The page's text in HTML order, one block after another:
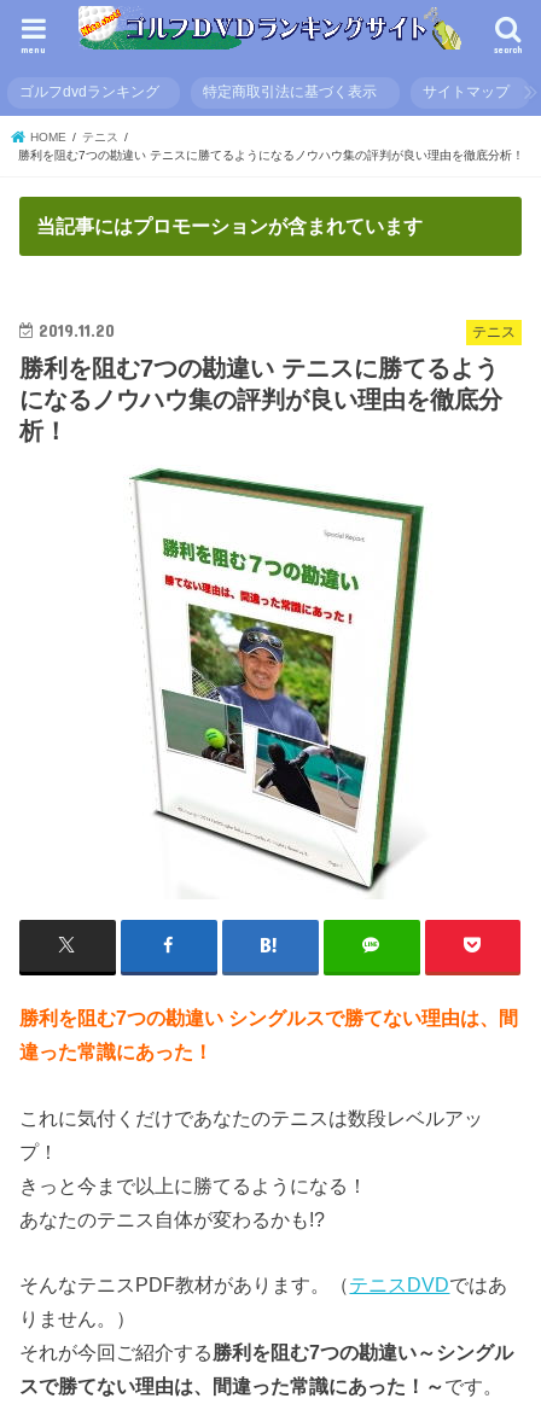
search
menu
ゴルフdvdランキング 特定商取引法に基づく表示 サイトマップ
HOME
テニス
勝利を阻む7つの勘違い テニスに勝てるようになるノウハウ集の評判が良い理由を徹底分析！
当記事にはプロモーションが含まれています
テニス
2019.11.20
勝利を阻む7つの勘違い テニスに勝てるよう
になるノウハウ集の評判が良い理由を徹底分
析！
勝利を阻む7つの勘違い シングルスで勝てない理由は、間
違った常識にあった！
これに気付くだけであなたのテニスは数段レベルアッ
プ！
きっと今まで以上に勝てるようになる！
あなたのテニス自体が変わるかも!?
そんなテニスPDF教材があります。（テニスDVDではあ
りません。）
それが今回ご紹介する勝利を阻む7つの勘違い～シングル
スで勝てない理由は、間違った常識にあった！～です。